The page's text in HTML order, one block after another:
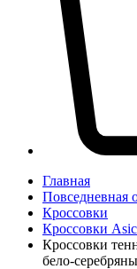
Главная
Повседневная
Кроссовки
Кроссовки
Кроссовки
бело-